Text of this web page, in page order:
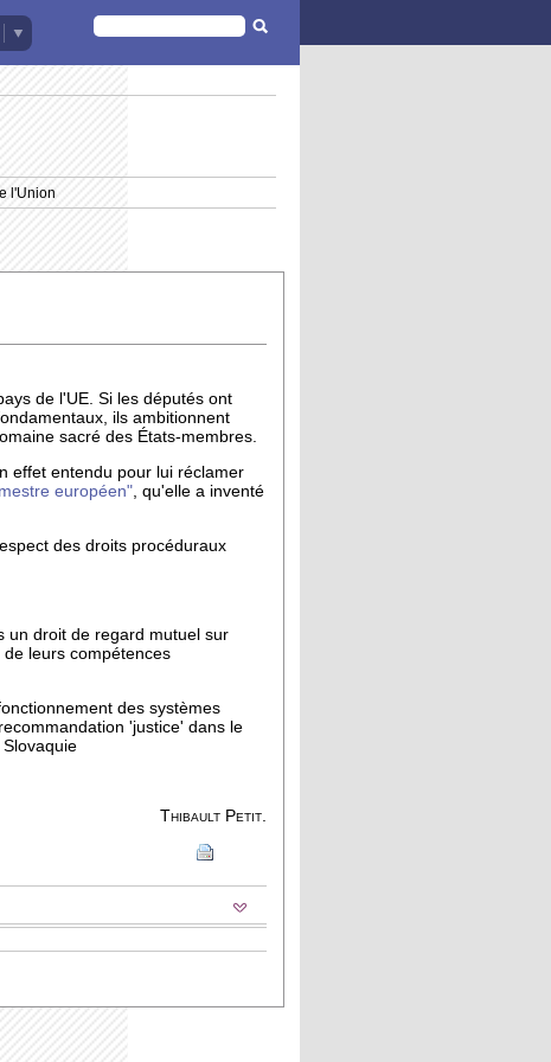
FORMULAIRE
DE
RECHERCHE
l'Union
de l'UE. Si les députés ont
ils ambitionnent
sacré des États-membres.
effet entendu pour lui réclamer
européen" , qu'elle a inventé
des droits procéduraux
un droit de regard mutuel sur
leurs compétences
des systèmes
'justice' dans le
Thibault Petit.